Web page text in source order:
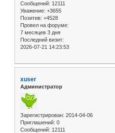
Сообщений: 12111
Уважение: +3655
Позитив: +4528
Провел на форуме:
7 месяцев 3 дня
Последний визит:
2026-07-21 14:23:53
xuser
Администратор
Зарегистрирован: 2014-04-06
Приглашений: 0
Сообщений: 12111